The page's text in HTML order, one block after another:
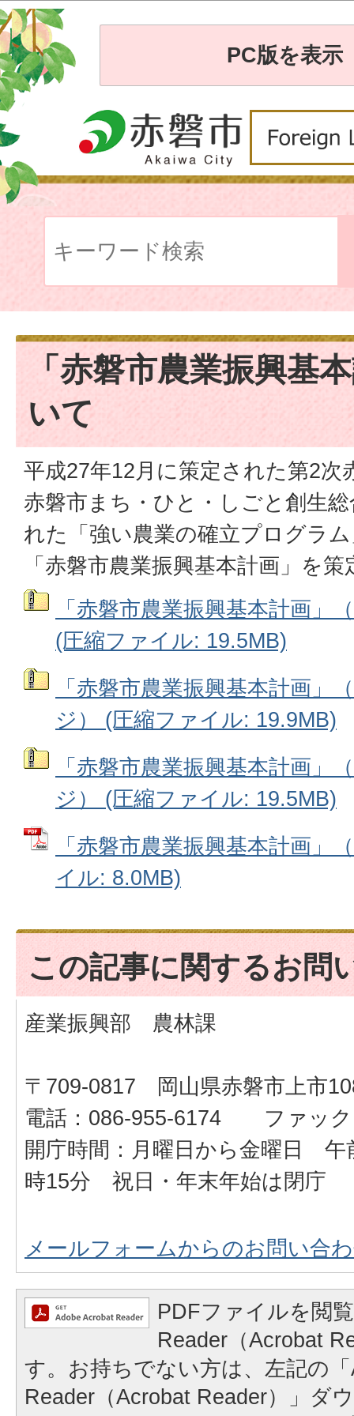
PC版を表示
「赤磐市農業振興基
いて
平成27年12月に策定された第2次
赤磐市まち・ひと・しごと創生
れた「強い農業の確立プログラ
「赤磐市農業振興基本計画」を
「赤磐市農業振興基本計画」
(圧縮ファイル: 19.5MB)
「赤磐市農業振興基本計画」
ジ） (圧縮ファイル: 19.9MB)
「赤磐市農業振興基本計画」
ジ） (圧縮ファイル: 19.5MB)
「赤磐市農業振興基本計画」
イル: 8.0MB)
この記事に関するお問
産業振興部 農林課
〒709-0817 岡山県赤磐市上市
電話：086-955-6174 ファック
開庁時間：月曜日から金曜日 午
時15分 祝日・年末年始は閉庁
メールフォームからのお問い合
PDFファイルを閲
Reader（Acrobat
す。お持ちでない方は、左記の
Reader（Acrobat Reader）」ダ